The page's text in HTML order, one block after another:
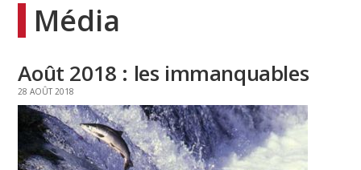
Média
Août 2018 : les immanquables
28 AOÛT 2018